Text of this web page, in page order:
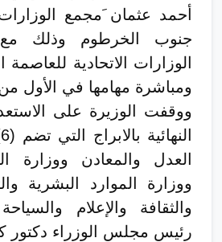
أحمد عثمان َمجمع
جنوب الخرطوم وذلك
الوزارات الاتحادية
ومباشرة مهامها في الأول من يناير
ووقفت الوزيرة على
العدل والمعادن ووزارة
ووزارة الموارد البشرية
والثقافة والإعلام
رئيس مجلس الوزراء دكتور